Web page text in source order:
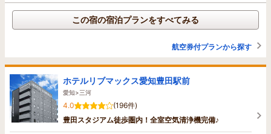
この宿の宿泊プランをすべてみる
航空券付プランから探す
ホテルリブマックス愛知豊田駅前
愛知>三河
4.0
(196件)
豊田スタジアム徒歩圏内！全室空気清浄機完備♪